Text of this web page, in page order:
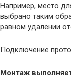
Например, место
выбрано таким
равном удалении
Подключение
Монтаж